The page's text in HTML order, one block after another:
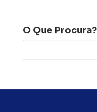
O Que Procura?